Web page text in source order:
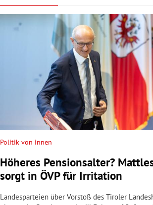
Politik von innen
Höheres Pensionsalter?
sorgt in ÖVP für Irritation
Landesparteien über Vorstoß des Tiroler